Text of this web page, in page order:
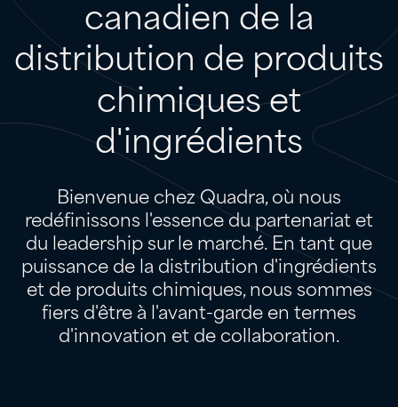
canadien de la
distribution de produits
chimiques et
d'ingrédients
Bienvenue chez Quadra, où nous
redéfinissons l'essence du partenariat et
du leadership sur le marché. En tant que
puissance de la distribution d'ingrédients
et de produits chimiques, nous sommes
fiers d'être à l'avant-garde en termes
d'innovation et de collaboration.